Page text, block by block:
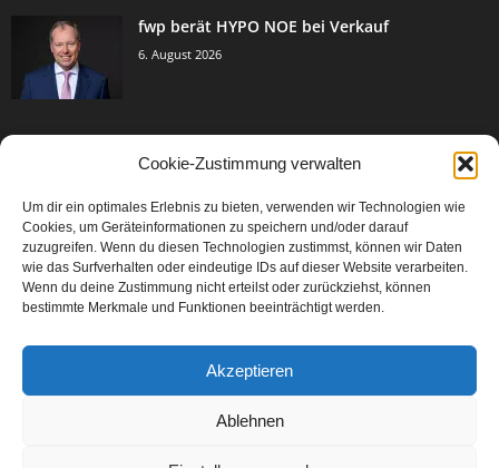
Cookie-Zustimmung verwalten
Um dir ein optimales Erlebnis zu bieten, verwenden wir Technologien wie
Cookies, um Geräteinformationen zu speichern und/oder darauf
zuzugreifen. Wenn du diesen Technologien zustimmst, können wir Daten
wie das Surfverhalten oder eindeutige IDs auf dieser Website verarbeiten.
Wenn du deine Zustimmung nicht erteilst oder zurückziehst, können
bestimmte Merkmale und Funktionen beeinträchtigt werden.
Akzeptieren
Ablehnen
fwp berät HYPO NOE bei Verkauf
6. August 2026
Events & Success 3005
Breaking News 2067
Aktuelles
Featured Article
Karriere 567